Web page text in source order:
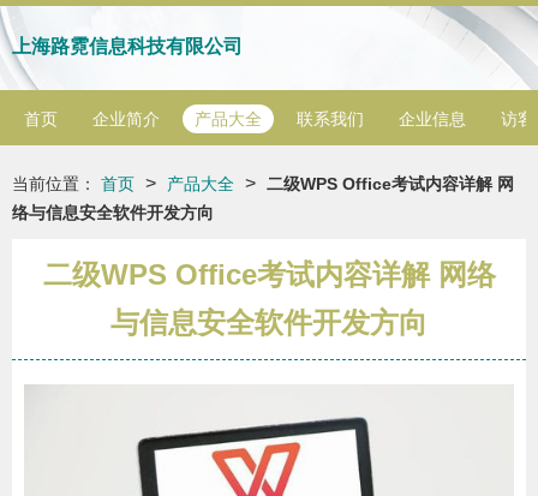
上海路霓信息科技有限公司
首页 企业简介 产品大全 联系我们 企业信息 访客
当前位置： 首页 > 产品大全 > 二级WPS Office考试内容详解 网
络与信息安全软件开发方向
二级WPS Office考试内容详解 网络
与信息安全软件开发方向